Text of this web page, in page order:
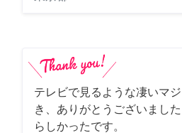
テレビで見るような凄いマ
き、ありがとうございまし
らしかったです。